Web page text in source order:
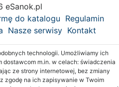
eSanok.pl
do katalogu Regulamin
Nasze serwisy Kontakt
technologii. Umożliwiamy ich
m.in. w celach: świadczenia
ze strony internetowej, bez zmiany
zgodę na ich zapisywanie w Twoim